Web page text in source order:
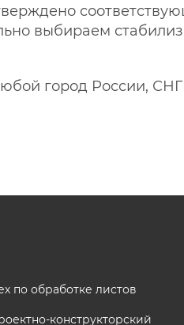
выбираем
город России,
по обработке листов
конструкторский